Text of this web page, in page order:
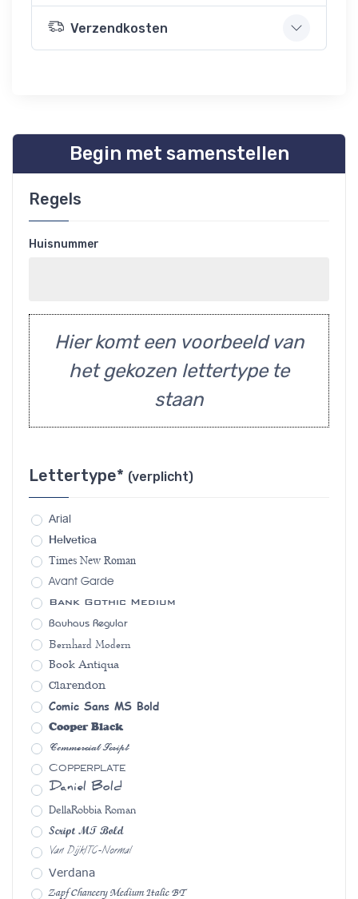
Verzendkosten
Begin met samenstellen
Regels
Huisnummer
Hier komt een voorbeeld van
het gekozen lettertype te
staan
Lettertype* (verplicht)
Arial
Helvetica
Times New Roman
Avant Garde
Bank Gothic Medium
Bauhaus Regular
Bernhard Modern
Book Antiqua
Clarendon
Comic Sans MS Bold
Cooper Black
Commercial Script
Copperplate
Daniel Bold
DellaRobbia Roman
Script MT Bold
Van DijkITC-Normal
Verdana
Zapf Chancery Medium Italic BT